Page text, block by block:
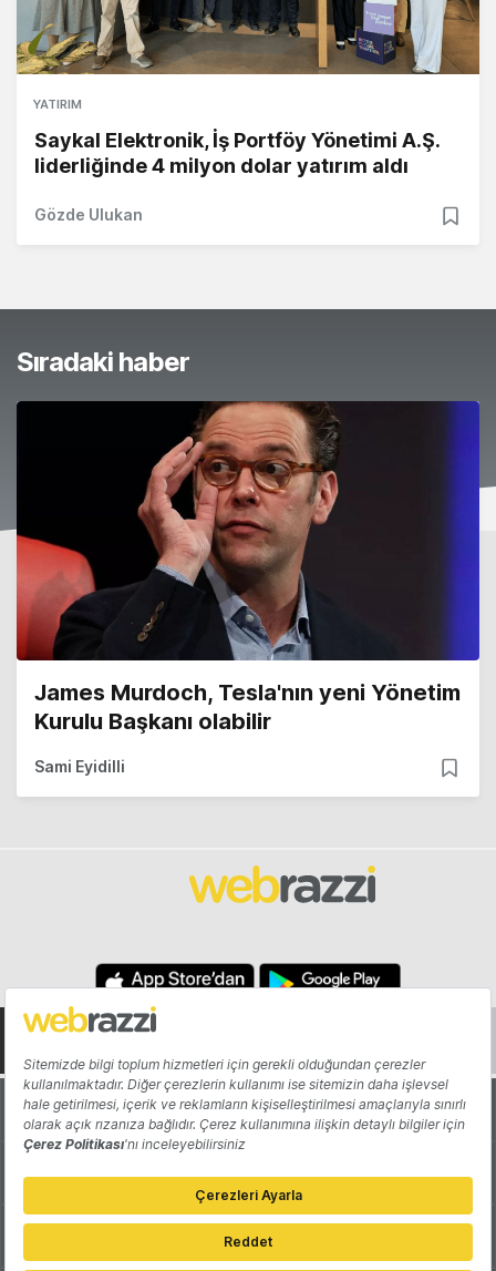
YATIRIM
Saykal Elektronik, İş Portföy Yönetimi A.Ş.
liderliğinde 4 milyon dolar yatırım aldı
Gözde Ulukan
Sıradaki haber
James Murdoch, Tesla'nın yeni Yönetim
Kurulu Başkanı olabilir
Sami Eyidilli
Hakkında Yazarlar
Katkıda Bulun Reklam